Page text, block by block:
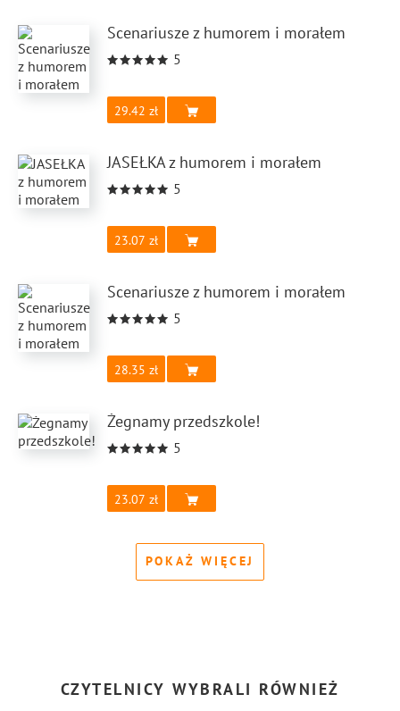
Scenariusze z humorem i morałem
5
29.42
JASEŁKA z humorem i morałem
5
23.07
Scenariusze z humorem i morałem
5
28.35
Żegnamy przedszkole!
5
23.07
POKAŻ WIĘCEJ
CZYTELNICY WYBRALI RÓWNIEŻ